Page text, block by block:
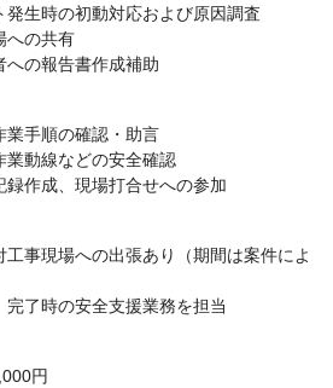
発生時の初動対応および原因調査
への共有
への報告書作成補助
業手順の確認・助言
業動線などの安全確認
録作成、現場打合せへの参加
工事現場への出張あり（期間は案件によ
完了時の安全支援業務を担当
円